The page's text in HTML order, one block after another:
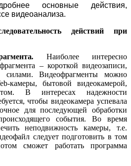
основные действия,
видеоанализа.
действий при
. Наиболее интересно
– короткой видеозаписи,
силами. Видеофрагменты можно
-камеры, бытовой видеокамерой,
В интересах надежности
чтобы видеокамера успевала
для последующей обработки
события. Во время
неподвижность камеры, т.е.
следует подготовить в том
сможет работать программа